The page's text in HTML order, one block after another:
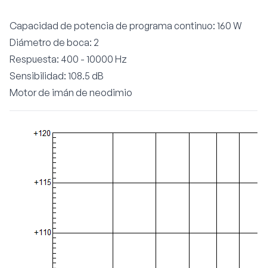
Capacidad de potencia de programa continuo: 160 W
Diámetro de boca: 2
Respuesta: 400 - 10000 Hz
Sensibilidad: 108.5 dB
Motor de imán de neodimio